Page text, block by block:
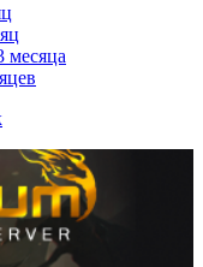
месяца